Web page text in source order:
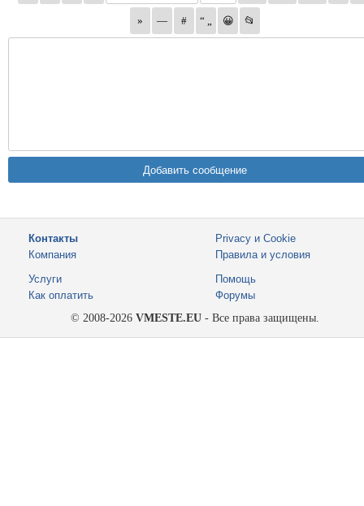
Контакты
Компания
Privacy и Cookie
Правила и условия
Услуги
Как оплатить
Помощь
Форумы
© 2008-2026 VMESTE.EU - Все права защищены.